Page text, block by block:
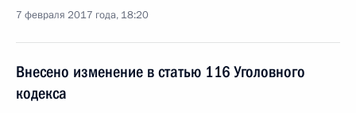
7 февраля 2017 года, 18:20
Внесено изменение в статью 116 Уголовного
кодекса